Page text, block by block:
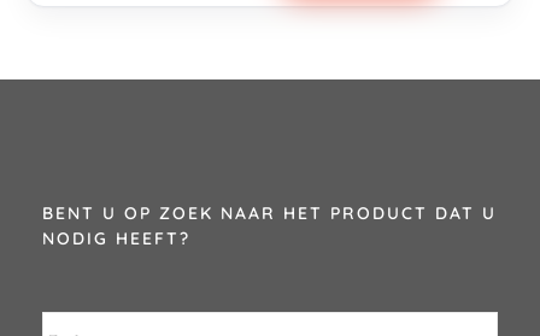
BENT U OP ZOEK NAAR HET PRODUCT DAT U
NODIG HEEFT?